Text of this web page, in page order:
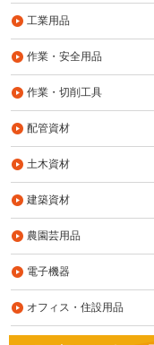
工業用品
作業・安全用品
作業・切削工具
配管資材
土木資材
建築資材
農園芸用品
電子機器
オフィス・住設用品